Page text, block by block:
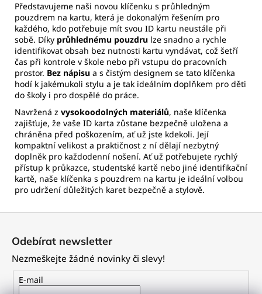
Představujeme naši novou klíčenku s průhledným
pouzdrem na kartu, která je dokonalým řešením pro
každého, kdo potřebuje mít svou ID kartu neustále při
sobě. Díky průhlednému pouzdru lze snadno a rychle
identifikovat obsah bez nutnosti kartu vyndávat, což šetří
čas při kontrole v škole nebo při vstupu do pracovních
prostor. Bez nápisu a s čistým designem se tato klíčenka
hodí k jakémukoli stylu a je tak ideálním doplňkem pro děti
do školy i pro dospělé do práce.
Navržená z vysokoodolných materiálů, naše klíčenka
zajišťuje, že vaše ID karta zůstane bezpečně uložena a
chráněna před poškozením, ať už jste kdekoli. Její
kompaktní velikost a praktičnost z ní dělají nezbytný
doplněk pro každodenní nošení. Ať už potřebujete rychlý
přístup k průkazce, studentské kartě nebo jiné identifikační
kartě, naše klíčenka s pouzdrem na kartu je ideální volbou
pro udržení důležitých karet bezpečně a stylově.
Odebírat newsletter
Nezmeškejte žádné novinky či slevy!
E-mail